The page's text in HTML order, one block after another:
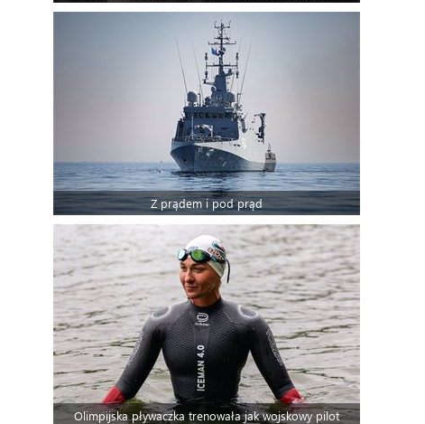
Z prądem i pod prąd
Olimpijska pływaczka trenowała jak wojskowy pilot